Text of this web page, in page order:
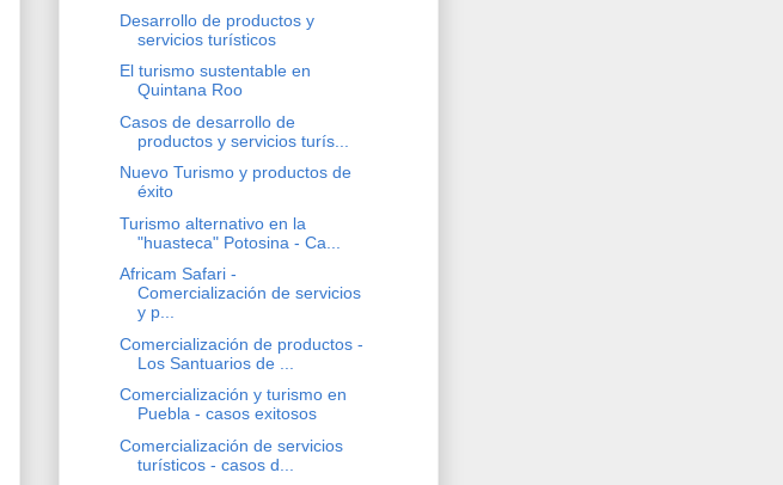
Desarrollo de productos y
servicios turísticos
El turismo sustentable en
Quintana Roo
Casos de desarrollo de
productos y servicios turís...
Nuevo Turismo y productos de
éxito
Turismo alternativo en la
"huasteca" Potosina - Ca...
Africam Safari -
Comercialización de servicios
y p...
Comercialización de productos -
Los Santuarios de ...
Comercialización y turismo en
Puebla - casos exitosos
Comercialización de servicios
turísticos - casos d...